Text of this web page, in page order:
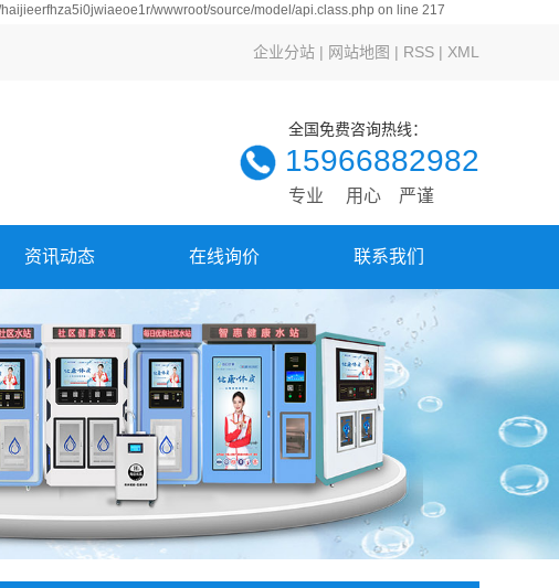
wwwroot/source/model/api.class.php on line 217
企业分站| 网站地图 | RSS| XML
全国免费咨询热线：
15966882982
专业 用心 严谨
资讯动态
行业资讯
常见解答
在线询价 联系我们